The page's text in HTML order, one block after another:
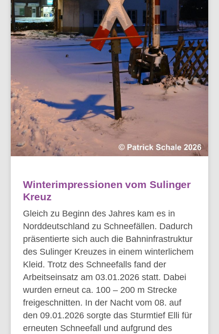
Winterimpressionen vom Sulinger
Kreuz
Gleich zu Beginn des Jahres kam es in
Norddeutschland zu Schneefällen. Dadurch
präsentierte sich auch die Bahninfrastruktur
des Sulinger Kreuzes in einem winterlichem
Kleid. Trotz des Schneefalls fand der
Arbeitseinsatz am 03.01.2026 statt. Dabei
wurden erneut ca. 100 – 200 m Strecke
freigeschnitten. In der Nacht vom 08. auf
den 09.01.2026 sorgte das Sturmtief Elli für
erneuten Schneefall und aufgrund des